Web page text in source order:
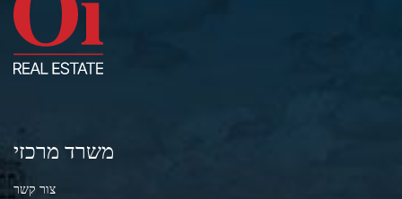
משרד מרכזי
צור קשר